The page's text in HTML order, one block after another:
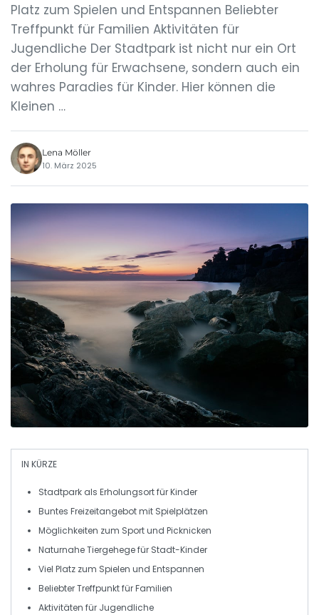
Platz zum Spielen und Entspannen Beliebter
Treffpunkt für Familien Aktivitäten für
Jugendliche Der Stadtpark ist nicht nur ein Ort
der Erholung für Erwachsene, sondern auch ein
wahres Paradies für Kinder. Hier können die
Kleinen …
Lena Möller
10. März 2025
IN KÜRZE
Stadtpark als ErholungsortfürKinder
Buntes Freizeitangebot mit Spielplätzen
Möglichkeiten zum Sportund Picknicken
NaturnaheTiergehegefür Stadt-Kinder
Viel Platz zum Spielen und Entspannen
Beliebter Treffpunkt fürFamilien
Aktivitäten für Jugendliche